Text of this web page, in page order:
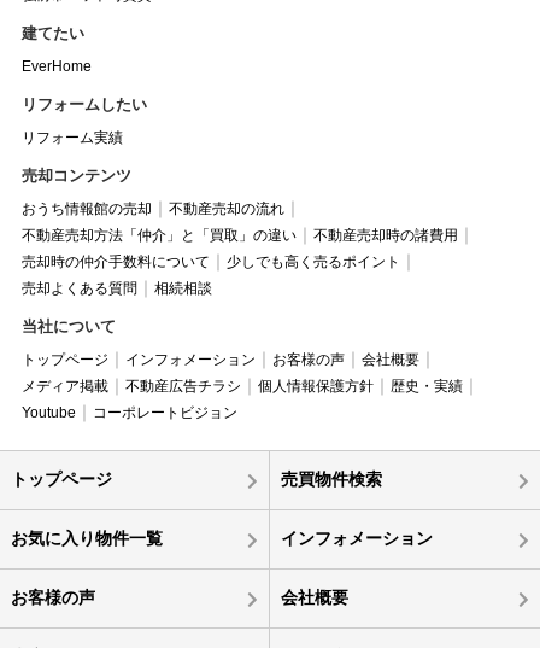
建てたい
EverHome
リフォームしたい
リフォーム実績
売却コンテンツ
おうち情報館の売却
不動産売却の流れ
不動産売却方法「仲介」と「買取」の違い
不動産売却時の諸費用
売却時の仲介手数料について
少しでも高く売るポイント
売却よくある質問
相続相談
当社について
トップページ インフォメーション お客様の声
会社概要
メディア掲載
不動産広告チラシ 個人情報保護方針
歴史・実績
Youtube
コーポレートビジョン
トップページ 売買物件検索
お気に入り物件一覧 インフォメーション
お客様の声 会社概要